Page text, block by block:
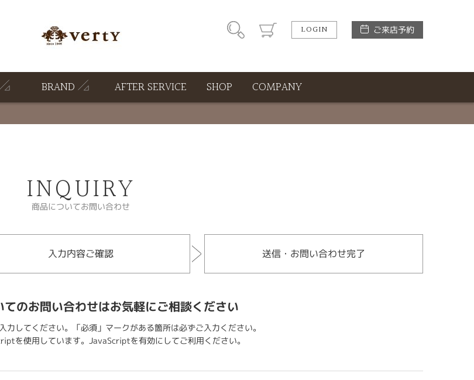
LOGIN ご来店予約
BRAND AFTER SERVICE SHOP COMPANY
INQUIRY
商品についてお問い合わせ
入力内容ご確認 送信・お問い合わせ完了
てのお問い合わせはお気軽にご相談ください
力してください。「必須」マークがある箇所は必ずご入力ください。
を使用しています。JavaScriptを有効にしてご利用ください。